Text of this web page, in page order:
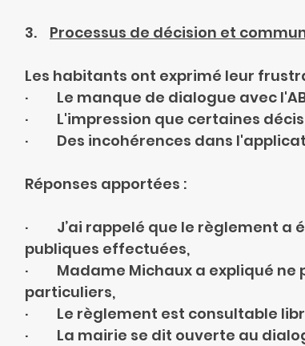
3. Processus de décision et
Les habitants ont exprimé leur
·         Le manque de dialogue avec
·         L'impression que certaines
·         Des incohérences dans
Réponses apportées :
·         J’ai rappelé que le
publiques effectuées,
·         Madame Michaux a
particuliers,
·         Le règlement est consultable
·         La mairie se dit ouverte au